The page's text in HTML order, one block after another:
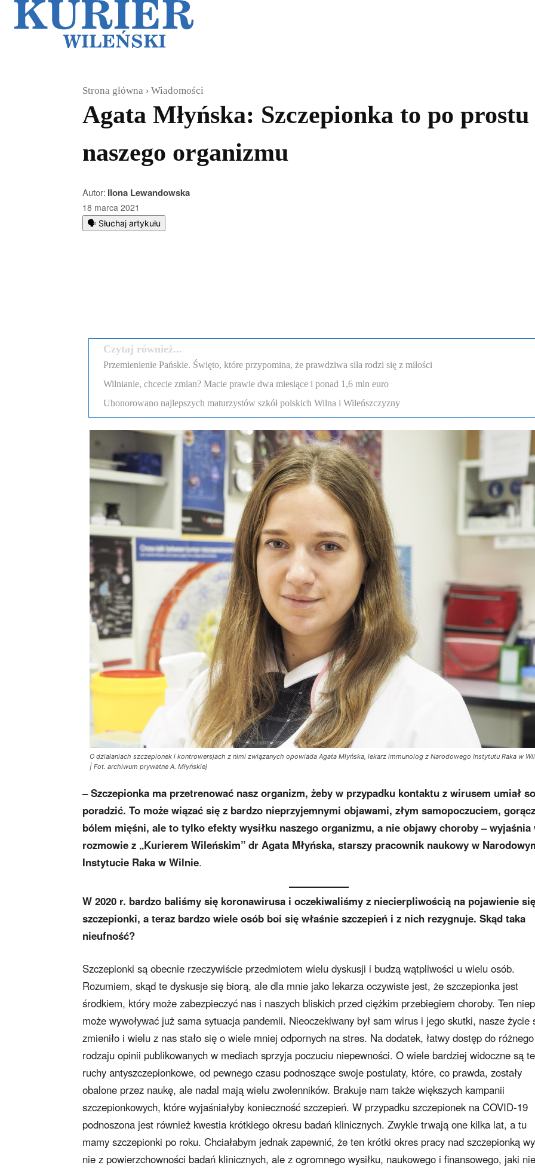
Strona główna Wiadomości
Agata Młyńska: Szczepionka to po
naszego organizmu
Autor: Ilona Lewandowska
18 marca 2021
🗣️ Słuchaj artykułu
Czytaj również...
Przemienienie Pańskie. Święto, które przypomina, że prawdziwa siła rodzi się z miłości
Wilnianie, chcecie zmian? Macie prawie dwa miesiące i ponad 1,6 mln euro
Uhonorowano najlepszych maturzystów szkół polskich Wilna i Wileńszczyzny
O działaniach szczepionek i kontrowersjach z nimi związanych opowiada Agata Młyńska, lekarz immunolog z Narodowego Instytutu Raka w
| Fot. archiwum prywatne A. Młyńskiej
– Szczepionka ma przetrenować nasz organizm, żeby w przypadku kontaktu z wirusem umiał
poradzić. To może wiązać się z bardzo nieprzyjemnymi objawami, złym samopoczuciem,
bólem mięśni, ale to tylko efekty wysiłku naszego organizmu, a nie objawy choroby – wyjaśnia
rozmowie z „Kurierem Wileńskim” dr Agata Młyńska, starszy pracownik naukowy w
Instytucie Raka w Wilnie.
W 2020 r. bardzo baliśmy się koronawirusa i oczekiwaliśmy z niecierpliwością na pojawienie się
szczepionki, a teraz bardzo wiele osób boi się właśnie szczepień i z nich rezygnuje. Skąd taka
nieufność?
Szczepionki są obecnie rzeczywiście przedmiotem wielu dyskusji i budzą wątpliwości u wielu osób.
Rozumiem, skąd te dyskusje się biorą, ale dla mnie jako lekarza oczywiste jest, że szczepionka jest
środkiem, który może zabezpieczyć nas i naszych bliskich przed ciężkim przebiegiem choroby. Ten
może wywoływać już sama sytuacja pandemii. Nieoczekiwany był sam wirus i jego skutki, nasze życie
zmieniło i wielu z nas stało się o wiele mniej odpornych na stres. Na dodatek, łatwy dostęp do różnego
rodzaju opinii publikowanych w mediach sprzyja poczuciu niepewności. O wiele bardziej widoczne są
ruchy antyszczepionkowe, od pewnego czasu podnoszące swoje postulaty, które, co prawda, zostały
obalone przez naukę, ale nadal mają wielu zwolenników. Brakuje nam także większych kampanii
szczepionkowych, które wyjaśniałyby konieczność szczepień. W przypadku szczepionek na COVID-19
podnoszona jest również kwestia krótkiego okresu badań klinicznych. Zwykle trwają one kilka lat, a tu
mamy szczepionki po roku. Chciałabym jednak zapewnić, że ten krótki okres pracy nad szczepionką
nie z powierzchowności badań klinicznych, ale z ogromnego wysiłku, naukowego i finansowego, jaki